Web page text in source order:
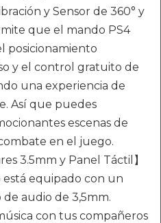
y Sensor de 360° y
que el mando PS4
posicionamiento
y el control gratuito de
una experiencia de
Así que puedes
escenas de
en el juego.
3.5mm y Panel Táctil】
equipado con un
audio de 3,5mm.
con tus compañeros